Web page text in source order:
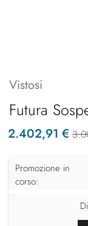
Vistosi
Futura
2.402,91 €
Promozione in
corso: